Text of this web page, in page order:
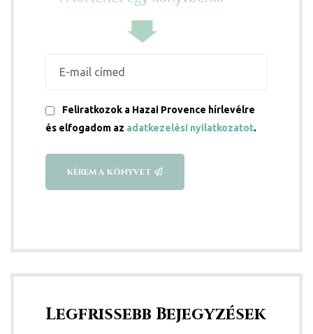
Feliratkozok a Hazai Provence hírlevélre
és elfogadom az adatkezelési nyilatkozatot.
KÉREM A KÖNYVET
Legfrissebb Bejegyzések